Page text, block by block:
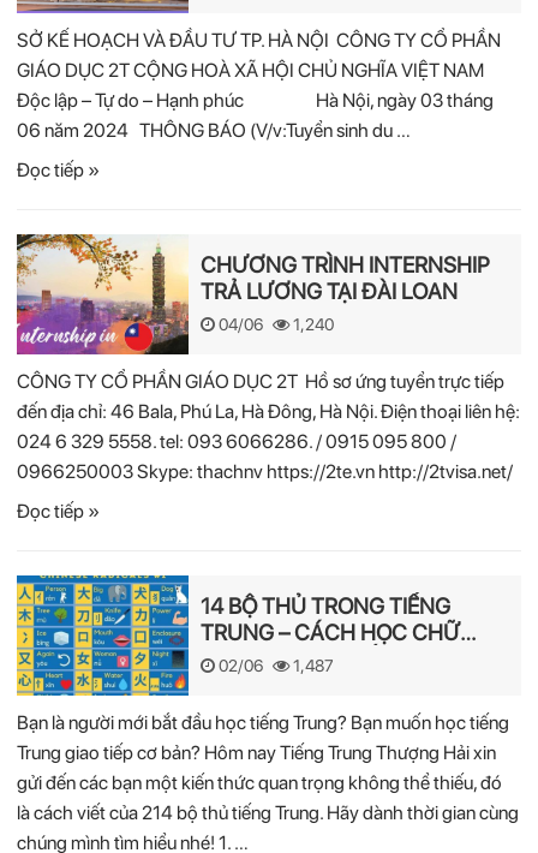
SỞ KẾ HOẠCH VÀ ĐẦU TƯ TP. HÀ NỘI CÔNG TY CỔ PHẦN
GIÁO DỤC 2T CỘNG HOÀ XÃ HỘI CHỦ NGHĨA VIỆT NAM
Độc lập – Tự do – Hạnh phúc Hà Nội, ngày 03 tháng
06 năm 2024 THÔNG BÁO (V/v:Tuyển sinh du …
Đọc tiếp »
CHƯƠNG TRÌNH INTERNSHIP
TRẢ LƯƠNG TẠI ĐÀI LOAN
04/06 1,240
CÔNG TY CỔ PHẦN GIÁO DỤC 2T Hồ sơ ứng tuyển trực tiếp
đến địa chỉ: 46 Bala, Phú La, Hà Đông, Hà Nội. Điện thoại liên hệ:
024 6 329 5558. tel: 093 6066286. / 0915 095 800 /
0966250003 Skype: thachnv https://2te.vn http://2tvisa.net/
Đọc tiếp »
14 BỘ THỦ TRONG TIẾNG
TRUNG – CÁCH HỌC CHỮ
HÁN NHANH NHẤT
02/06 1,487
Bạn là người mới bắt đầu học tiếng Trung? Bạn muốn học tiếng
Trung giao tiếp cơ bản? Hôm nay Tiếng Trung Thượng Hải xin
gửi đến các bạn một kiến thức quan trọng không thể thiếu, đó
là cách viết của 214 bộ thủ tiếng Trung. Hãy dành thời gian cùng
chúng mình tìm hiểu nhé! 1. …